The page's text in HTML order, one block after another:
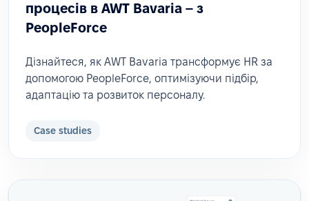
процесів в AWT Bavaria – з
PeopleForce
Дізнайтеся, як AWT Bavaria трансформує HR за
допомогою PeopleForce, оптимізуючи підбір,
адаптацію та розвиток персоналу.
Case studies